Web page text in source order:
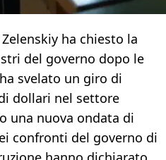
ha chiesto la
del governo dopo le
svelato un giro di
dollari nel settore
una nuova ondata di
confronti del governo di